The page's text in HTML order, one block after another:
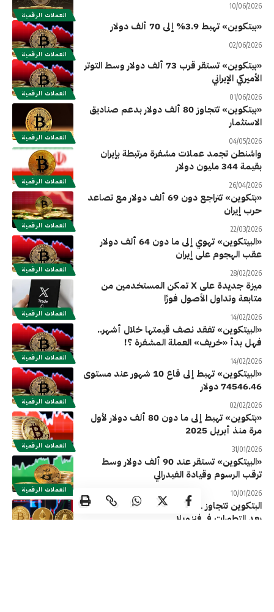
العملات الرقمية
10/06/2026
العملات الرقمية
«بيتكوين» تهبط 3.9% إلى 70 ألف دولار
02/06/2026
العملات الرقمية
«بيتكوين» تستقر قرب 73 ألف دولار وسط التوتر
الأميركي الإيراني
01/06/2026
العملات الرقمية
«بيتكوين» تتجاوز 80 ألف دولار بدعم صناديق
الاستثمار
04/05/2026
العملات الرقمية
واشنطن تجمد عملات مشفرة مرتبطة بإيران
بقيمة 344 مليون دولار
26/04/2026
العملات الرقمية
«بتكوين» تتراجع دون 69 ألف دولار مع تصاعد
حرب إيران
22/03/2026
العملات الرقمية
«البيتكوين» تهوي إلى ما دون 64 ألف دولار
عقب الهجوم على إيران
28/02/2026
العملات الرقمية
ميزة جديدة على X تمكن المستخدمين من
متابعة وتداول الأصول فورًا
14/02/2026
العملات الرقمية
«البيتكوين» تفقد نصف قيمتها خلال أشهر..
فهل بدأ «خريف» العملة المشفرة ؟!
14/02/2026
العملات الرقمية
«البيتكوين» تهبط إلى قاع 10 شهور عند مستوى
74546.46 دولار
02/02/2026
العملات الرقمية
«بتكوين» تهبط إلى ما دون 80 ألف دولار لأول
مرة منذ أبريل 2025
31/01/2026
العملات الرقمية
«البيتكوين» تستقر عند 90 ألف دولار وسط
ترقب الرسوم وقيادة الفيدرالي
10/01/2026
البتكوين تتجاوز 91 ألف دولار.. وارتفاع الإيثيريوم
بعد التطورات في فنزويلا